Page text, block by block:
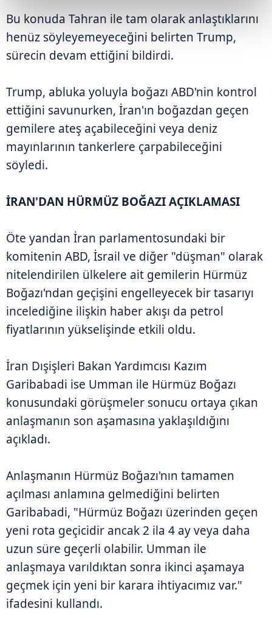
Bu konuda Tahran ile tam olarak anlaştıklarını
henüz söyleyemeyeceğini belirten Trump,
sürecin devam ettiğini bildirdi.
Trump, abluka yoluyla boğazı ABD'nin kontrol
ettiğini savunurken, İran'ın boğazdan geçen
gemilere ateş açabileceğini veya deniz
mayınlarının tankerlere çarpabileceğini
söyledi.
İRAN'DAN HÜRMÜZ BOĞAZI AÇIKLAMASI
Öte yandan İran parlamentosundaki bir
komitenin ABD, İsrail ve diğer "düşman" olarak
nitelendirilen ülkelere ait gemilerin Hürmüz
Boğazı'ndan geçişini engelleyecek bir tasarıyı
incelediğine ilişkin haber akışı da petrol
fiyatlarının yükselişinde etkili oldu.
İran Dışişleri Bakan Yardımcısı Kazım
Garibabadi ise Umman ile Hürmüz Boğazı
konusundaki görüşmeler sonucu ortaya çıkan
anlaşmanın son aşamasına yaklaşıldığını
açıkladı.
Anlaşmanın Hürmüz Boğazı'nın tamamen
açılması anlamına gelmediğini belirten
Garibabadi, "Hürmüz Boğazı üzerinden geçen
yeni rota geçicidir ancak 2 ila 4 ay veya daha
uzun süre geçerli olabilir. Umman ile
anlaşmaya varıldıktan sonra ikinci aşamaya
geçmek için yeni bir karara ihtiyacımız var."
ifadesini kullandı.